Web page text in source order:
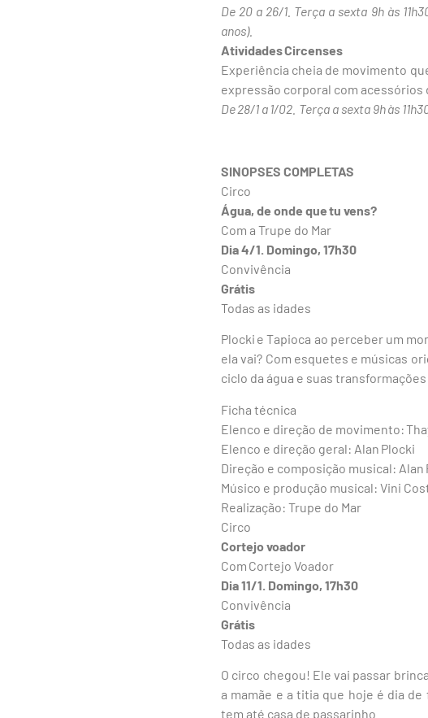
De 20 a 26/1. Terça a sexta 9h às
anos).
Atividades Circenses
Experiência cheia de movimento
expressão corporal com acessórios
De 28/1 a 1/02. Terça a sexta 9h às
SINOPSES COMPLETAS
Circo
Água, de onde que tu vens?
Com a Trupe do Mar
Dia 4/1. Domingo, 17h30
Convivência
Grátis
Todas as idades
Plocki e Tapioca ao perceber um
ela vai? Com esquetes e músicas
ciclo da água e suas transformações
Ficha técnica
Elenco e direção de movimento:
Elenco e direção geral: Alan Plocki
Direção e composição musical: Alan
Músico e produção musical: Vini
Realização: Trupe do Mar
Circo
Cortejo voador
Com Cortejo Voador
Dia 11/1. Domingo, 17h30
Convivência
Grátis
Todas as idades
O circo chegou! Ele vai passar
a mamãe e a titia que hoje é dia
tem até casa de passarinho.